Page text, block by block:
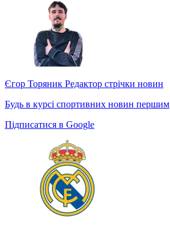
Єгор Торяник Редактор стрічки новин
Будь в курсі спортивних новин першим
Підписатися в Google